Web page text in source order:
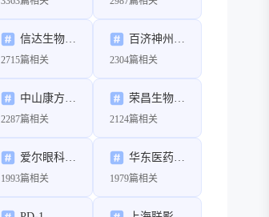
信达生物制药（苏州）有限公司
2715篇相关
百济神州（北京）生物科技有限公司
2304篇相关
中山康方生物医药有限公司
2287篇相关
荣昌生物制药（烟台）股份有限公司
2124篇相关
爱尔眼科医院集团股份有限公司
1993篇相关
华东医药股份有限公司
1979篇相关